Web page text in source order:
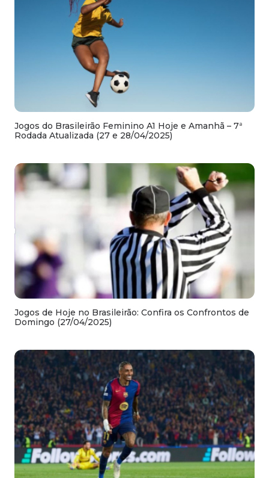
Jogos do Brasileirão Feminino A1 Hoje e Amanhã – 7ª
Rodada Atualizada (27 e 28/04/2025)
Jogos de Hoje no Brasileirão: Confira os Confrontos de
Domingo (27/04/2025)